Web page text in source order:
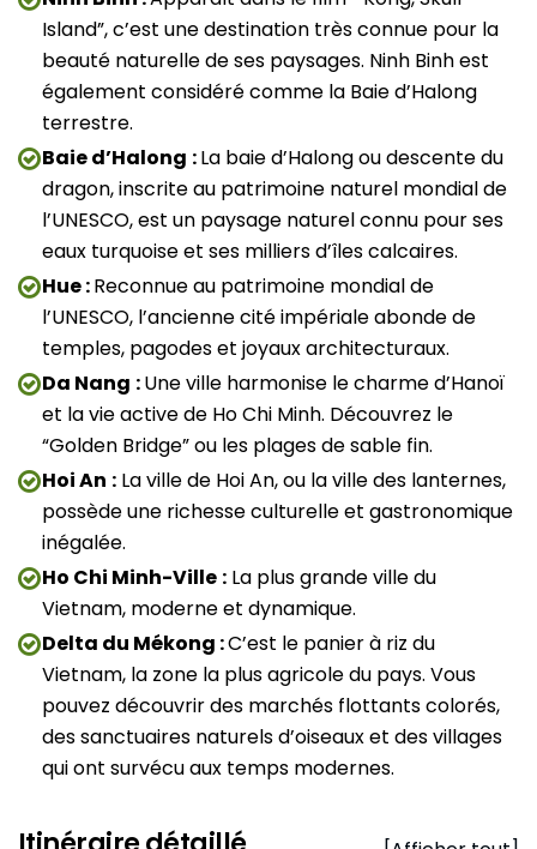
Island”, c’est une destination très connue pour la
beauté naturelle de ses paysages. Ninh Binh est
également considéré comme la Baie d’Halong
terrestre.
Baie d’Halong :La baie d’Halong ou descente du
dragon, inscrite au patrimoine naturel mondial de
l’UNESCO, est un paysage naturel connu pour ses
eaux turquoise et ses milliers d’îles calcaires.
Hue :Reconnue au patrimoine mondial de
l’UNESCO, l’ancienne cité impériale abonde de
temples, pagodes et joyaux architecturaux.
Da Nang :Une ville harmonise le charme d’Hanoï
et la vie active de Ho Chi Minh. Découvrez le
“Golden Bridge” ou les plages de sable fin.
Hoi An : La ville de Hoi An, ou la ville des lanternes,
possède une richesse culturelle et gastronomique
inégalée.
Ho Chi Minh-Ville : La plus grande ville du
Vietnam, moderne et dynamique.
Delta du Mékong :C’est le panier à riz du
Vietnam, la zone la plus agricole du pays. Vous
pouvez découvrir des marchés flottants colorés,
des sanctuaires naturels d’oiseaux et des villages
qui ont survécu aux temps modernes.